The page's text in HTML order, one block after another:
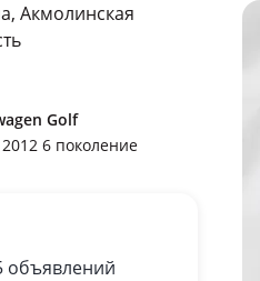
Акмолинская
Golf
6 поколение
объявлений